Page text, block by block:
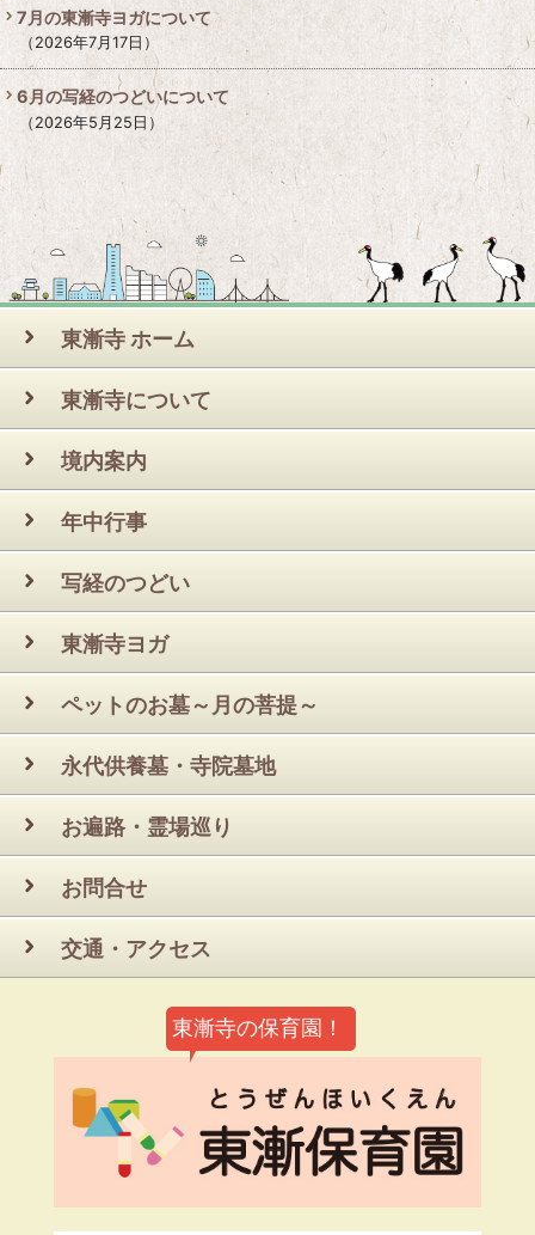
7月の東漸寺ヨガについて
2026年7月17日
6月の写経のつどいについて
2026年5月25日
東漸寺 ホーム
東漸寺について
境内案内
年中行事
写経のつどい
東漸寺ヨガ
ペットのお墓～月の菩提～
永代供養墓・寺院墓地
お遍路・霊場巡り
お問合せ
交通・アクセス
東漸寺の保育園！